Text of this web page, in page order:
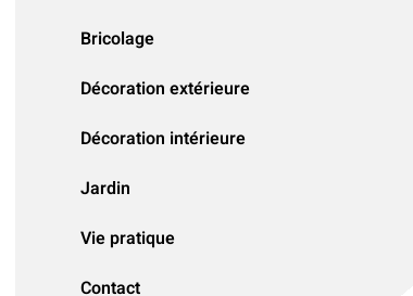
Bricolage
Décoration extérieure
Décoration intérieure
Jardin
Vie pratique
Contact